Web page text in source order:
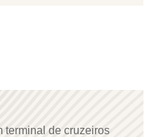
terminal de cruzeiros